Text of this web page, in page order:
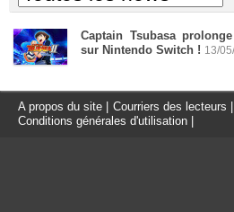
Captain Tsubasa
sur Nintendo Switch ! 13/
A propos du site Courriers des lecteurs
Conditions générales d'utilisation